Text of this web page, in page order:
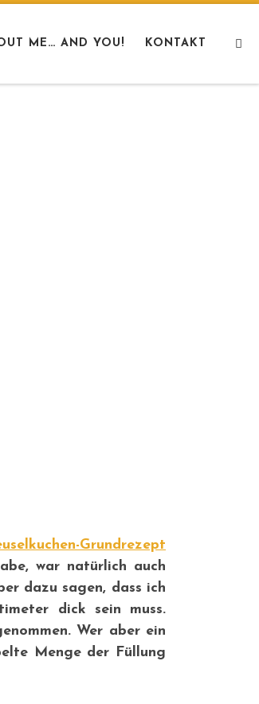
ME… AND YOU! KONTAKT
Grundrezept
war natürlich auch
dazu sagen, dass ich
dick sein muss.
Wer aber ein
Menge der Füllung